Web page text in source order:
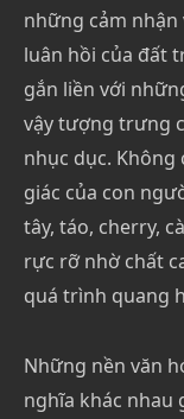
những cảm nhận
luân hồi của đất
gắn liền với
vậy tượng trưng
nhục dục. Không
giác của con
tây, táo, cherry,
rực rỡ nhờ chất
quá trình quang
Những nền văn
nghĩa khác nhau